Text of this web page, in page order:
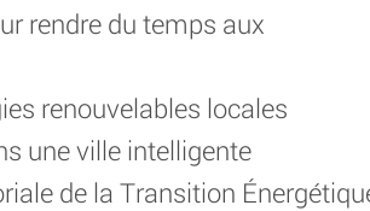
rendre du temps aux
renouvelables locales
une ville intelligente
de la Transition